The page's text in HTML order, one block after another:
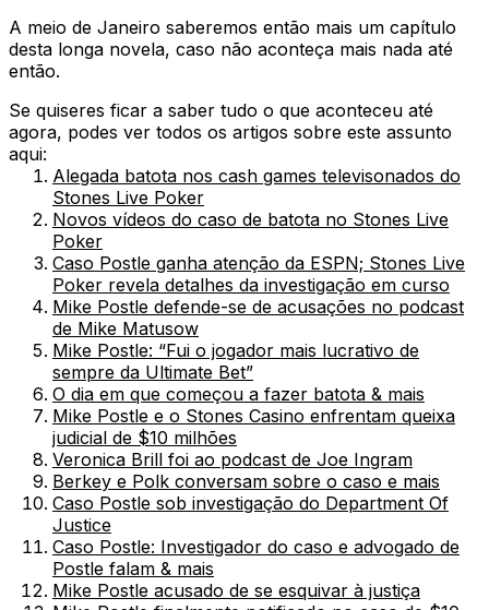
A meio de Janeiro saberemos então mais um capítulo
desta longa novela, caso não aconteça mais nada até
então.
Se quiseres ficar a saber tudo o que aconteceu até
agora, podes ver todos os artigos sobre este assunto
aqui:
Alegada batota nos cash games televisonados do
Stones Live Poker
Novos vídeos do caso de batota no Stones Live
Poker
Caso Postle ganha atenção da ESPN; Stones Live
Poker revela detalhes da investigação em curso
Mike Postle defende-se de acusações no podcast
de Mike Matusow
Mike Postle: “Fui o jogador mais lucrativo de
sempre da Ultimate Bet”
O dia em que começou a fazer batota & mais
Mike Postle e o Stones Casino enfrentam queixa
judicial de $10 milhões
Veronica Brill foi ao podcast de Joe Ingram
Berkey e Polk conversam sobre o caso e mais
Caso Postle sob investigação do Department Of
Justice
Caso Postle: Investigador do caso e advogado de
Postle falam & mais
Mike Postle acusado de se esquivar à justiça